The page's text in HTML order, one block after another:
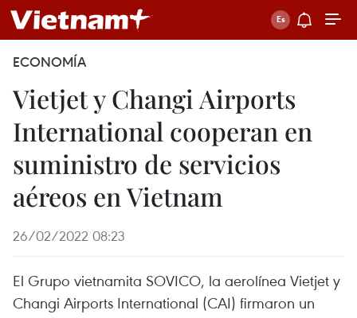
ECONOMÍA
Vietjet y Changi Airports
International cooperan en
suministro de servicios
aéreos en Vietnam
26/02/2022 08:23
El Grupo vietnamita SOVICO, la aerolínea Vietjet y
Changi Airports International (CAI) firmaron un